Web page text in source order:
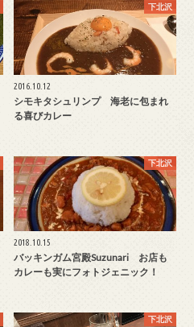
下北沢
2016.10.12
シモキタシュリンプ 海老に包まれ
る喜びカレー
下北沢
2018.10.15
バッキンガム宮殿Suzunari お店も
カレーも実にフォトジェニック！
下北沢